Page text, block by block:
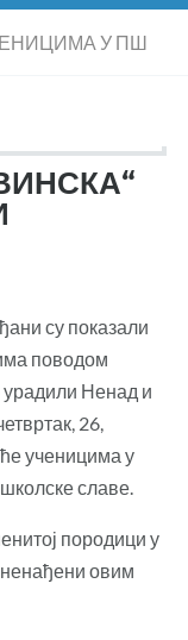
У ПШ
су показали
поводом
урадили Ненад и
26,
ученицима у
славе.
породици у
овим